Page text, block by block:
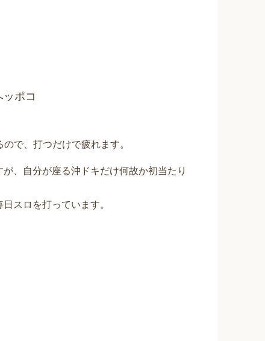
ポコ
で、打つだけで疲れます。
、自分が座る沖ドキだけ何故か初当たり
スロを打っています。